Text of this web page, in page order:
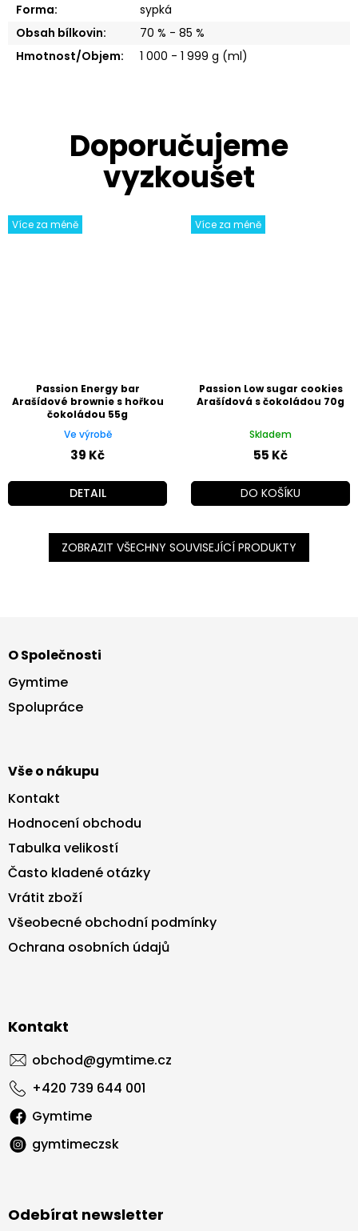
Více za méně
Passion Energy bar
Arašídové brownie s hořkou
čokoládou 55g
Ve výrobě
39 Kč
DETAIL
Více za méně
Passion Low sugar cookies
Arašídová s čokoládou 70g
Skladem
55 Kč
DO KOŠÍKU
ZOBRAZIT VŠECHNY SOUVISEJÍCÍ PRODUKTY
Forma:
sypká
Obsah bílkovin:
70 % - 85 %
Hmotnost/Objem: 1 000 - 1 999 g (ml)
p
a
O Společnosti
Gymtime
Spolupráce
Vše o nákupu
Kontakt
Hodnocení obchodu
Tabulka velikostí
Často kladené otázky
Vrátit zboží
Všeobecné obchodní podmínky
Ochrana osobních údajů
Kontakt
obchod@gymtime.cz
+420 739 644 001
Gymtime
gymtimeczsk
Odebírat newsletter